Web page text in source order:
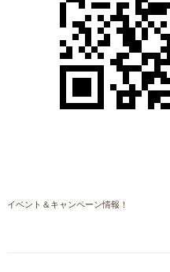
イベント＆キャンペーン情報！